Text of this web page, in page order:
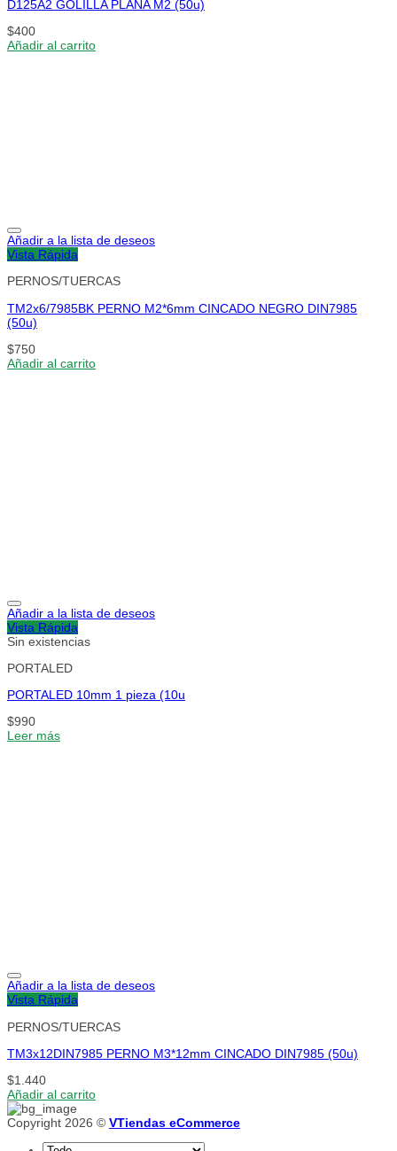
D125A2 GOLILLA PLANA M2 (50u)
$400
Añadir al carrito
Añadir a la lista de deseos
Vista Rápida
PERNOS/TUERCAS
TM2x6/7985BK PERNO M2*6mm CINCADO NEGRO DIN7985
(50u)
$750
Añadir al carrito
Añadir a la lista de deseos
Vista Rápida
Sin existencias
PORTALED
PORTALED 10mm 1 pieza (10u
$990
Leer más
Añadir a la lista de deseos
Vista Rápida
PERNOS/TUERCAS
TM3x12DIN7985 PERNO M3*12mm CINCADO DIN7985 (50u)
$1.440
Añadir al carrito
Copyright 2026 © VTiendas eCommerce